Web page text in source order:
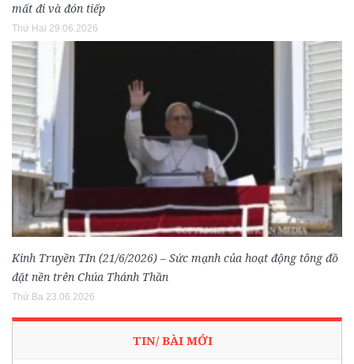
mất đi và đón tiếp
Thứ Hai 29.06.2026
Kinh Truyền TIn (21/6/2026) – Sức mạnh của hoạt động tông đồ
đặt nền trên Chúa Thánh Thần
Thứ Ba 23.06.2026
TIN/ BÀI MỚI